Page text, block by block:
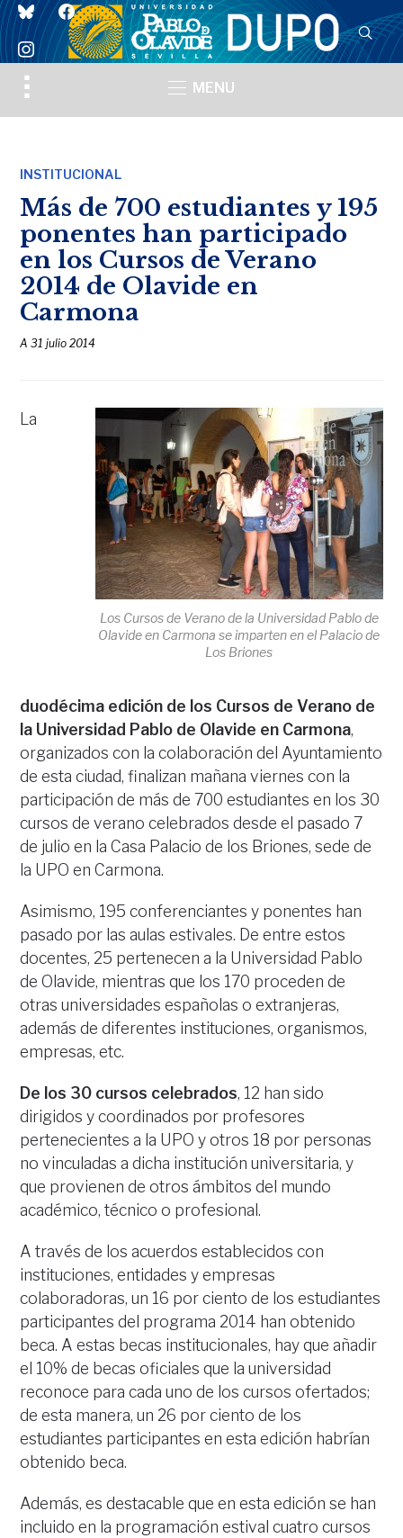
blueskyfacebook
instagram
Toggle
sidebar
MENU
INSTITUCIONAL
Más de 700 estudiantes y 195
ponentes han participado
en los Cursos de Verano
2014 de Olavide en
Carmona
A31 julio 2014
Los Cursos de Verano de la Universidad Pablo de
Olavide en Carmona se imparten en el Palacio de
Los Briones
La
duodécima edición de los Cursos de Verano de
la Universidad Pablo de Olavide en Carmona,
organizados con la colaboración del Ayuntamiento
de esta ciudad, finalizan mañana viernes con la
participación de más de 700 estudiantes en los 30
cursos de verano celebrados desde el pasado 7
de julio en la Casa Palacio de los Briones, sede de
la UPO en Carmona.
Asimismo, 195 conferenciantes y ponentes han
pasado por las aulas estivales. De entre estos
docentes, 25 pertenecen a la Universidad Pablo
de Olavide, mientras que los 170 proceden de
otras universidades españolas o extranjeras,
además de diferentes instituciones, organismos,
empresas, etc.
De los 30 cursos celebrados, 12 han sido
dirigidos y coordinados por profesores
pertenecientes a la UPO y otros 18 por personas
no vinculadas a dicha institución universitaria, y
que provienen de otros ámbitos del mundo
académico, técnico o profesional.
A través de los acuerdos establecidos con
instituciones, entidades y empresas
colaboradoras, un 16 por ciento de los estudiantes
participantes del programa 2014 han obtenido
beca. A estas becas institucionales, hay que añadir
el 10% de becas oficiales que la universidad
reconoce para cada uno de los cursos ofertados;
de esta manera, un 26 por ciento de los
estudiantes participantes en esta edición habrían
obtenido beca.
Además, es destacable que en esta edición se han
incluido en la programación estival cuatro cursos